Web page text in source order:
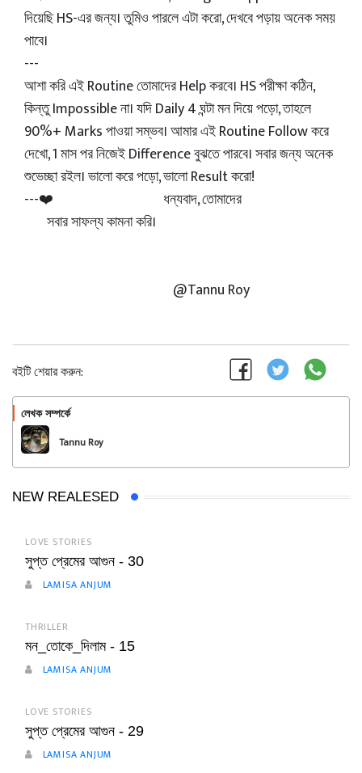
দিয়েছি HS-এর জন্য। তুমিও পারলে এটা করো, দেখবে পড়ায় অনেক সময়
পাবে।
---
আশা করি এই Routine তোমাদের Help করবে। HS পরীক্ষা কঠিন,
কিন্তু Impossible না। যদি Daily 4 ঘন্টা মন দিয়ে পড়ো, তাহলে
90%+ Marks পাওয়া সম্ভব। আমার এই Routine Follow করে
দেখো, 1 মাস পর নিজেই Difference বুঝতে পারবে। সবার জন্য অনেক
শুভেচ্ছা রইল। ভালো করে পড়ো, ভালো Result করো!
---❤️ ধন্যবাদ, তোমাদের
সবার সাফল্য কামনা করি।
@Tannu Roy
বইটি শেয়ার করুন:
লেখক সম্পর্কে
Tannu Roy
NEW REALESED
LOVE STORIES
সুপ্ত প্রেমের আগুন - 30
LAMISA ANJUM
THRILLER
মন_তোকে_দিলাম - 15
LAMISA ANJUM
LOVE STORIES
সুপ্ত প্রেমের আগুন - 29
LAMISA ANJUM